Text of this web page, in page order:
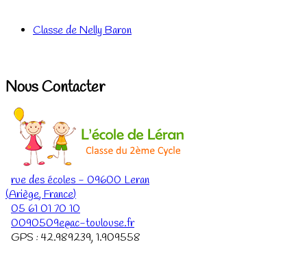
Classe de Nelly Baron
Nous Contacter
rue des écoles - 09600 Leran
(Ariège, France)
05 61 01 70 10
0090509e@ac-toulouse.fr
GPS : 42.989239, 1.909558